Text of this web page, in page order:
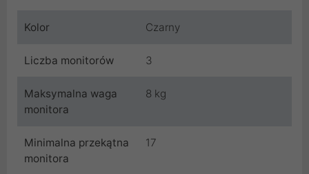
Kolor Czarny
Liczba monitorów 3
Maksymalna waga
monitora
8 kg
Minimalna przekątna
monitora
17